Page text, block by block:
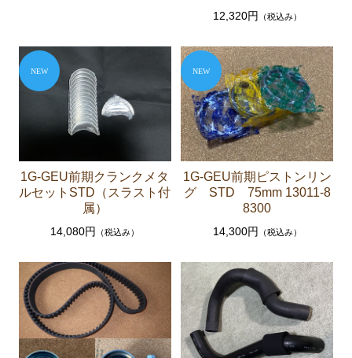
駆動パーツ（センターサポートベアリング ドライブ
エアコン ヒーター関係
ラベル
マークⅡ クレスタ チェイサー GX71 MX71
エンジンパーツ 1G-GTEU
エンジンパーツ 1G-GEU前期 1984年8月～1986年8
月迄
エンジンパーツ 1G-GEU後期 1986年8月～1988年8
エンジンパーツ 1G-EU
エンジンパーツ M-TEU
エンジンパーツ（ガスケット類）
エンジンパーツ（マウント 他）
12,320円 （税込み）
1G-GEU前期クランクメタ
ルセットSTD（スラスト付
属）
14,080円 （税込み）
1G-GEU前期ピストンリン
グ STD 75mm 13011-8
8300
14,300円 （税込み）